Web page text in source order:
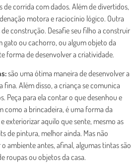
de corrida com dados. Além de divertidos,
motora e raciocínio lógico. Outra
construção. Desafie seu filho a construir
gato ou cachorro, ou algum objeto da
forma de desenvolver a criatividade.
são uma ótima maneira de desenvolver a
Além disso, a criança se comunica
Peça para ela contar o que desenhou e
como a brincadeira, é uma forma da
exteriorizar aquilo que sente, mesmo as
de pintura, melhor ainda. Mas não
ambiente antes, afinal, algumas tintas são
roupas ou objetos da casa.